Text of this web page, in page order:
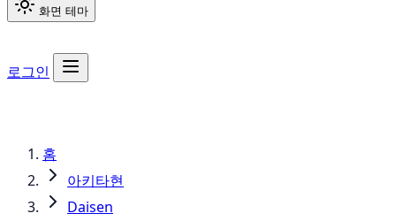
화면 테마
로그인
홈
아키타현
Daisen